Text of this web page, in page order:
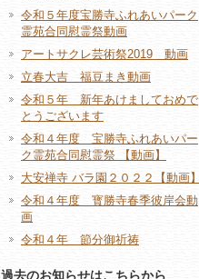
令和５年度宝勝寺ふれあいパーク
霊苑合同慰霊祭動画
アートサクレ芸術祭2019 動画
立春大吉 福豆まき動画
令和５年 新年あけましておめで
とうございます
令和４年度 宝勝寺ふれあいパー
ク霊苑合同慰霊祭 【動画】
大安禅寺 バラ園２０２２【動画】
令和４年度 寳勝寺春季彼岸会動
画
令和４年 節分御祈祷
過去のお知らせはこちらから